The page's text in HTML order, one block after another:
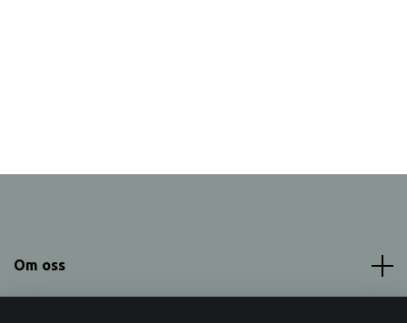
Om oss